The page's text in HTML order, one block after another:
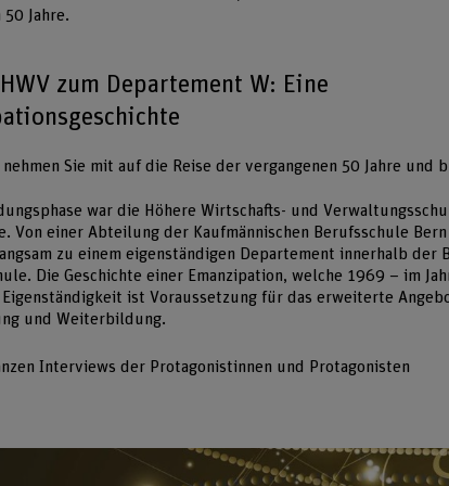
50 Jahre.
zum Departement W: Eine
nehmen Sie mit auf die Reise der vergangenen 50 Jahre und
war die Höhere Wirtschafts- und
Von einer Abteilung der Kaufmännischen Berufsschule
zu einem eigenständigen Departement innerhalb der
Die Geschichte einer Emanzipation, welche 1969 – im
Eigenständigkeit ist Voraussetzung für das erweiterte
und Weiterbildung.
Interviews der Protagonistinnen und Protagonisten